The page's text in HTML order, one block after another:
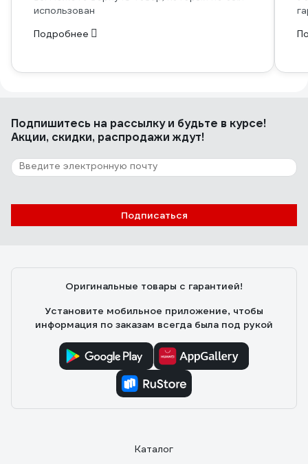
использован
Подробнее
Подпишитесь на рассылкуи будьте в курсе!
Акции, скидки, распродажи ждут!
Подписаться
Оригинальные товары с гарантией!
Установите мобильное приложение, чтобы
информация по заказам всегда была под рукой
Каталог